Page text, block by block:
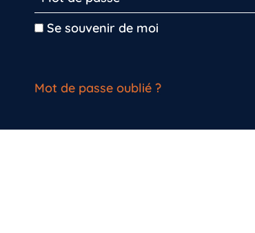
Se souvenir de moi
Mot de passe oublié ?